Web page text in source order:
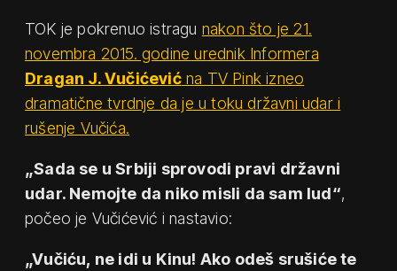
TOK je pokrenuo istragu nakon što je 21.
novembra 2015. godine urednik Informera
Dragan J. Vučićevićna TV Pink izneo
dramatične tvrdnje da je u toku državni udar i
rušenje Vučića.
„Sada se u Srbiji sprovodi pravi državni
udar. Nemojte da niko misli da sam lud“,
počeo je Vučićević i nastavio:
„Vučiću, ne idi u Kinu! Ako odeš srušiće te